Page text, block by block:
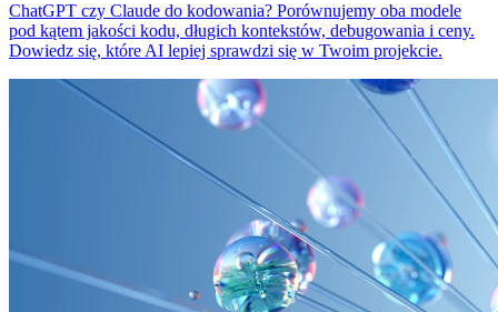
ChatGPT czy Claude do kodowania? Porównujemy oba modele
pod kątem jakości kodu, długich kontekstów, debugowania i ceny.
Dowiedz się, które AI lepiej sprawdzi się w Twoim projekcie.